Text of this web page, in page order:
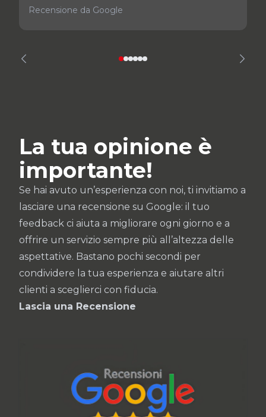
Recensione da Google
La tua opinione è
importante!
Se hai avuto un’esperienza con noi, ti invitiamo a
lasciare una recensione su Google: il tuo
feedback ci aiuta a migliorare ogni giorno e a
offrire un servizio sempre più all’altezza delle
aspettative. Bastano pochi secondi per
condividere la tua esperienza e aiutare altri
clienti a sceglierci con fiducia.
Lascia una Recensione